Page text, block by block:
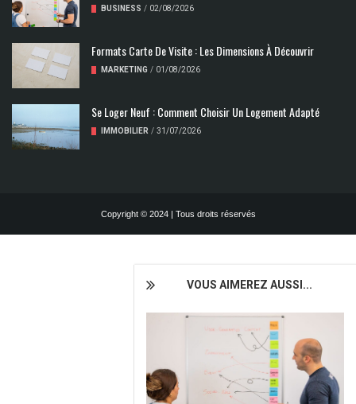
VOUS AIMEREZ AUSSI...
BUSINESS / 02/08/2026
Formats Carte De Visite : Les Dimensions À Découvrir
MARKETING / 01/08/2026
Se Loger Neuf : Comment Choisir Un Logement Adapté
IMMOBILIER / 31/07/2026
Copyright © 2024 | Tous droits réservés